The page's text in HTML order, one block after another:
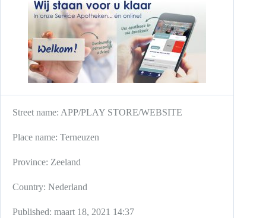
Street name: APP/PLAY STORE/WEBSITE
Place name: Terneuzen
Province: Zeeland
Country: Nederland
Published: maart 18, 2021 14:37